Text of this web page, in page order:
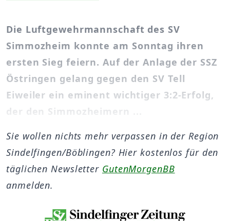
Die Luftgewehrmannschaft des SV
Simmozheim konnte am Sonntag ihren
ersten Sieg feiern. Auf der Anlage der SSZ
Östringen gelang gegen den SV Tell
Eiweiler ein eminent wichtiger 3:2-Erfolg,
der den Simmozheimern ...
Sie wollen nichts mehr verpassen in der Region
Sindelfingen/Böblingen? Hier kostenlos für den
täglichen Newsletter GutenMorgenBB
anmelden.